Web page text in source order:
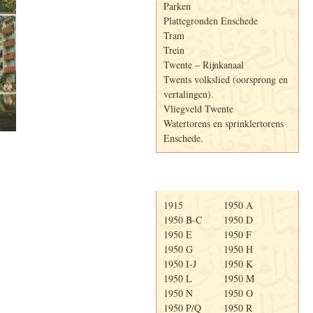
Parken
Plattegronden Enschede
Tram
Trein
Twente – Rijnkanaal
Twents volkslied (oorsprong en
vertalingen).
Vliegveld Twente
Watertorens en sprinklertorens
Enschede.
1915
1950 A
1950 B-C
1950 D
1950 E
1950 F
1950 G
1950 H
1950 I-J
1950 K
1950 L
1950 M
1950 N
1950 O
1950 P/Q
1950 R